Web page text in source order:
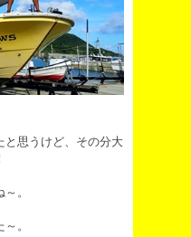
と思うけど、その分大
。
。